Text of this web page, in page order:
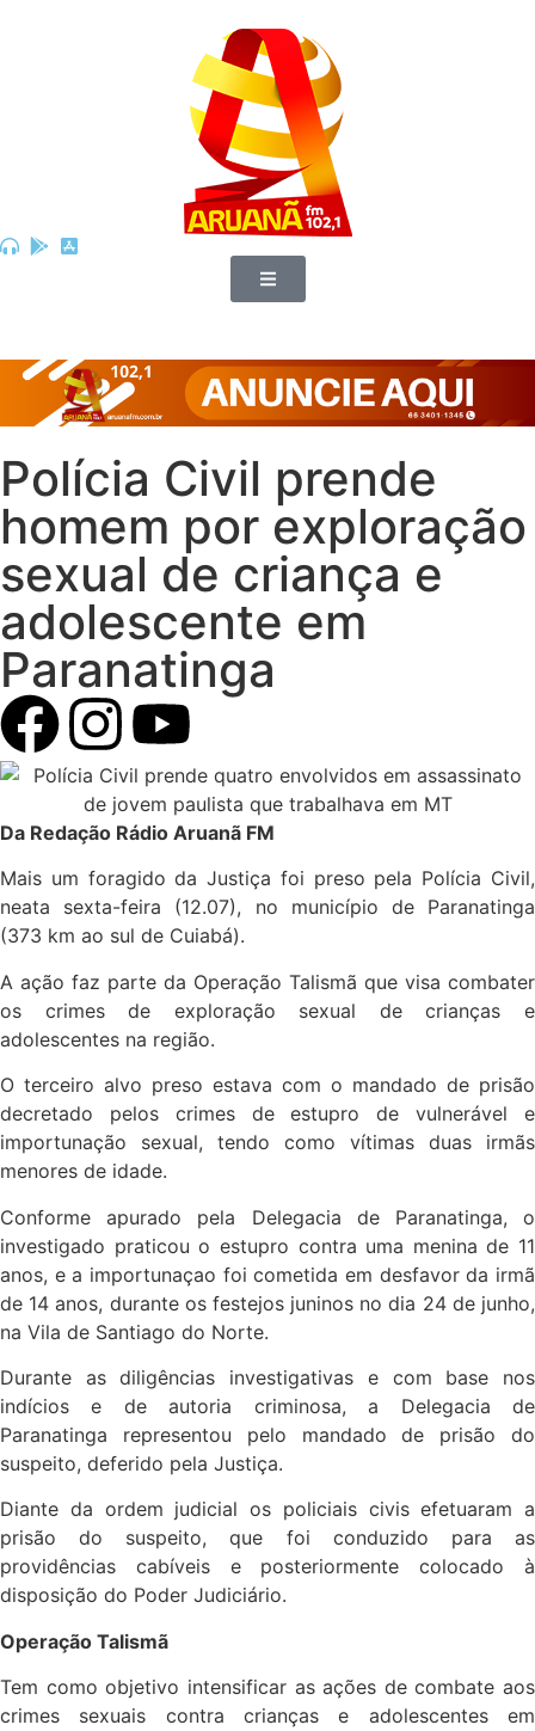
Polícia Civil prende
homem por exploração
sexual de criança e
adolescente em
Paranatinga
Da Redação Rádio Aruanã FM
Mais um foragido da Justiça foi preso pela Polícia Civil,
neata sexta-feira (12.07), no município de Paranatinga
(373 km ao sul de Cuiabá).
A ação faz parte da Operação Talismã que visa combater
os crimes de exploração sexual de crianças e
adolescentes na região.
O terceiro alvo preso estava com o mandado de prisão
decretado pelos crimes de estupro de vulnerável e
importunação sexual, tendo como vítimas duas irmãs
menores de idade.
Conforme apurado pela Delegacia de Paranatinga, o
investigado praticou o estupro contra uma menina de 11
anos, e a importunaçao foi cometida em desfavor da irmã
de 14 anos, durante os festejos juninos no dia 24 de junho,
na Vila de Santiago do Norte.
Durante as diligências investigativas e com base nos
indícios e de autoria criminosa, a Delegacia de
Paranatinga representou pelo mandado de prisão do
suspeito, deferido pela Justiça.
Diante da ordem judicial os policiais civis efetuaram a
prisão do suspeito, que foi conduzido para as
providências cabíveis e posteriormente colocado à
disposição do Poder Judiciário.
Operação Talismã
Tem como objetivo intensificar as ações de combate aos
crimes sexuais contra crianças e adolescentes em